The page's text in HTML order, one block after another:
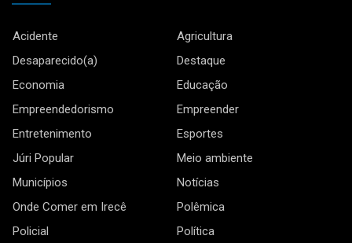
Acidente
Agricultura
Desaparecido(a)
Destaque
Economia
Educação
Empreendedorismo
Empreender
Entretenimento
Esportes
Júri Popular
Meio ambiente
Municípios
Notícias
Onde Comer em Irecê
Polêmica
Policial
Política